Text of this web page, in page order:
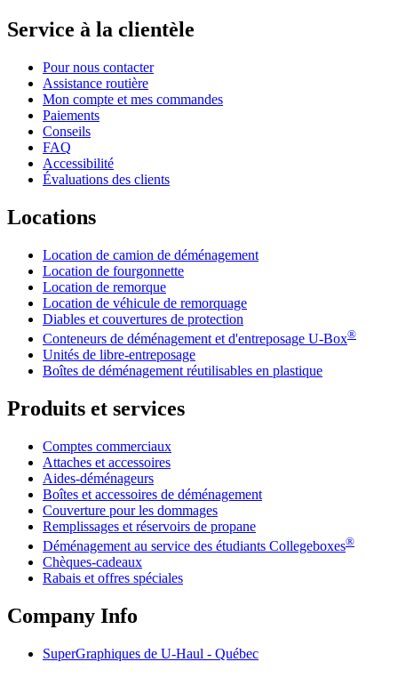
Service à la clientèle
Pour nous contacter
Assistance routière
Mon compte et mes commandes
Paiements
Conseils
FAQ
Accessibilité
Évaluations des clients
Locations
Location de camion de déménagement
Location de fourgonnette
Location de remorque
Location de véhicule de remorquage
Diables et couvertures de protection
Conteneurs de déménagement et d'entreposage U-Box®
Unités de libre-entreposage
Boîtes de déménagement réutilisables en plastique
Produits et services
Comptes commerciaux
Attaches et accessoires
Aides-déménageurs
Boîtes et accessoires de déménagement
Couverture pour les dommages
Remplissages et réservoirs de propane
Déménagement au service des étudiants Collegeboxes®
Chèques-cadeaux
Rabais et offres spéciales
Company Info
SuperGraphiques de U-Haul - Québec